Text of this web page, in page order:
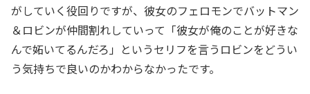
がしていく役回りですが、彼女のフェロモンでバットマン
＆ロビンが仲間割れしていって「彼女が俺のことが好きな
んで妬いてるんだろ」というセリフを言うロビンをどうい
う気持ちで良いのかわからなかったです。